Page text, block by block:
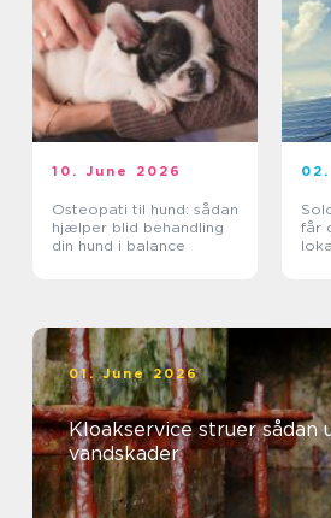
10. June 2026
Osteopati til hund: sådan
hjælper blid behandling
din hund i balance
får
01. June 2026
Kloakservice struer sådan undgår du dyre
vandskader